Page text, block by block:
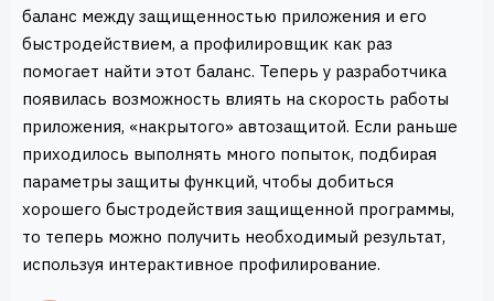
баланс между защищенностью приложения и его
быстродействием, а профилировщик как раз
помогает найти этот баланс. Теперь у разработчика
появилась возможность влиять на скорость работы
приложения, «накрытого» автозащитой. Если раньше
приходилось выполнять много попыток, подбирая
параметры защиты функций, чтобы добиться
хорошего быстродействия защищенной программы,
то теперь можно получить необходимый результат,
используя интерактивное профилирование.